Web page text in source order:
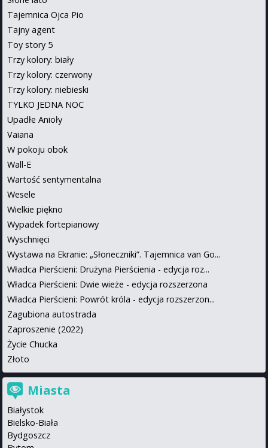
Tajemnica Ojca Pio
Tajny agent
Toy story 5
Trzy kolory: biały
Trzy kolory: czerwony
Trzy kolory: niebieski
TYLKO JEDNA NOC
Upadłe Anioły
Vaiana
W pokoju obok
Wall-E
Wartość sentymentalna
Wesele
Wielkie piękno
Wypadek fortepianowy
Wyschnięci
Wystawa na Ekranie: „Słoneczniki”. Tajemnica van Go...
Władca Pierścieni: Drużyna Pierścienia - edycja roz...
Władca Pierścieni: Dwie wieże - edycja rozszerzona
Władca Pierścieni: Powrót króla - edycja rozszerzon...
Zagubiona autostrada
Zaproszenie (2022)
Życie Chucka
Złoto
Miasta
Białystok
Bielsko-Biała
Bydgoszcz